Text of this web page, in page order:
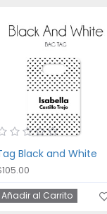
Black and White
Añadir al Carrito